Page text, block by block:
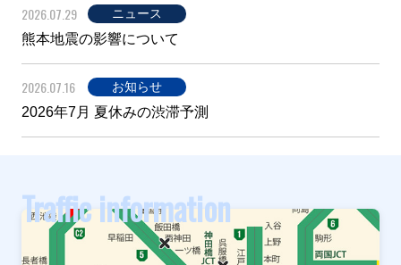
2026.07.29 ニュース
熊本地震の影響について
2026.07.16 お知らせ
2026年7月 夏休みの渋滞予測
Traffic information